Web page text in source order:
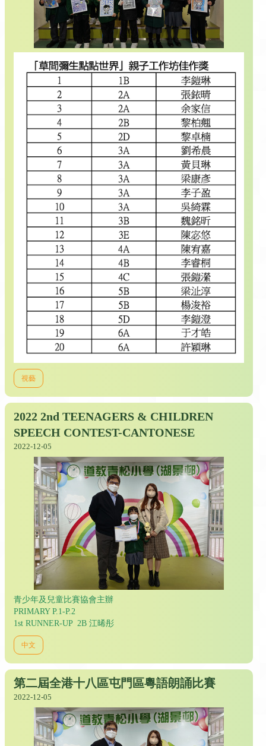
視藝
2022 2nd TEENAGERS & CHILDREN
SPEECH CONTEST-CANTONESE
2022-12-05
青少年及兒童比賽協會主辦
PRIMARY P.1-P.2
1st RUNNER-UP 2B 江晞彤
中文
第二屆全港十八區屯門區粵語朗誦比賽
2022-12-05